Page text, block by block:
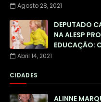
Agosto 28, 2021
DEPUTADO
NA ALESP
EDUCAÇÃO:
Abril 14, 2021
CIDADES
ALINNE